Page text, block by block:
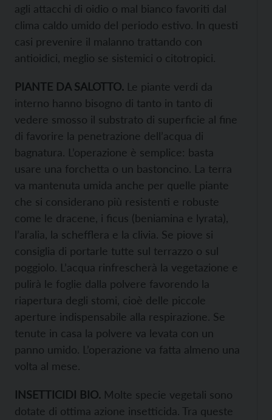
agli attacchi di oidio o mal bianco favoriti dal
clima caldo umido del periodo estivo. In questi
casi prevenire il malanno trattando con
antioidici, meglio se sistemici o citotropici.
PIANTE DA SALOTTO. Le piante verdi da
interno hanno bisogno di tanto in tanto di
vedere smosso il substrato di superficie al fine
di favorire la penetrazione dell’acqua di
bagnatura. L’operazione è semplice: basta
usare una forchetta o un bastoncino. La terra
va mantenuta umida anche per quelle piante
che si considerano più resistenti e robuste
come le dracene, i ficus (beniamina e lyrata),
l’aralia, la schefflera e la clivia. Se piove si
consiglia di portarle tutte sul terrazzo o sul
poggiolo. L’acqua rinfrescherà la vegetazione e
pulirà le foglie dalla polvere favorendo la
riapertura degli stomi, cioè delle piccole
aperture indispensabile alla respirazione. Se
tenute in casa la polvere va levata con un
panno umido. L’operazione va fatta almeno una
volta al mese.
INSETTICIDI BIO. Molte specie vegetali sono
dotate di ottima azione insetticida. Tra queste